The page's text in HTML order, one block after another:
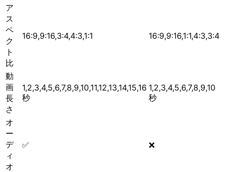
ア
ス
ペ
ク
ト
比
16:9,9:16,3:4,4:3,1:1 16:9,9:16,1:1,4:3,3:4
動
画
長
さ
1,2,3,4,5,6,7,8,9,10,11,12,13,14,15,16
秒
1,2,3,4,5,6,7,8,9,10
秒
オ
ー
デ
ィ
オ
✅ ❌